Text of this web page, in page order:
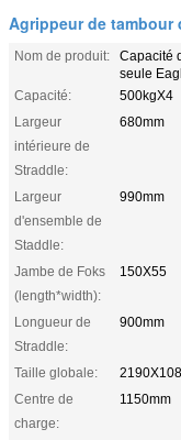
Agrippeur de tambour
Nom de produit:
Capacité
seule
Capacité:
500kgX4
Largeur
intérieure de
Straddle:
680mm
Largeur
d'ensemble de
Staddle:
990mm
Jambe de Foks
(length*width):
150X55
Longueur de
Straddle:
900mm
Taille globale:
Centre de
charge:
1150mm